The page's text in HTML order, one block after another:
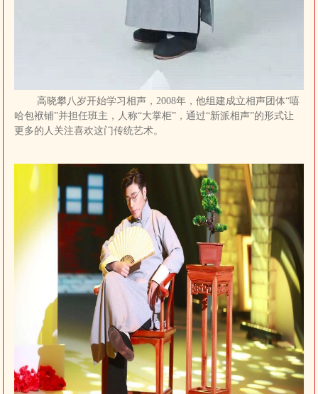
高晓攀八岁开始学习相声，2008年，他组建成立相声团体“嘻
哈包袱铺”并担任班主，人称“大掌柜”，通过“新派相声”的形式让
更多的人关注喜欢这门传统艺术。